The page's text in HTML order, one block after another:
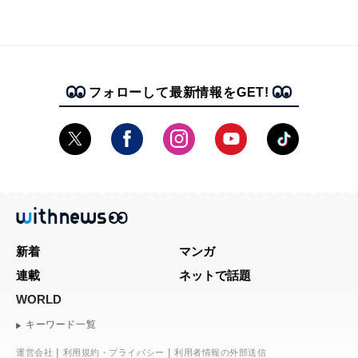
フォローして最新情報をGET!
新着
マンガ
連載
ネットで話題
WORLD
キーワード一覧
運営会社 利用規約・プライバシー 利用者情報の外部送信